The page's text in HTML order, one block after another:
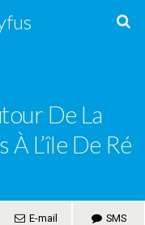
De La
L’île De Ré
E-mail SMS